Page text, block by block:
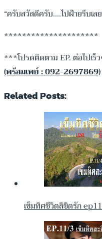
“ครับสวัสดีครับ….ไปฝ้ายรีบเล
*********************
***โปรดติดตาม EP. ต่อไปเร็ว
(พร้อมเพย์: 092-2697869)
Related Posts:
เข็มทิศชีวิตลิขิตรัก